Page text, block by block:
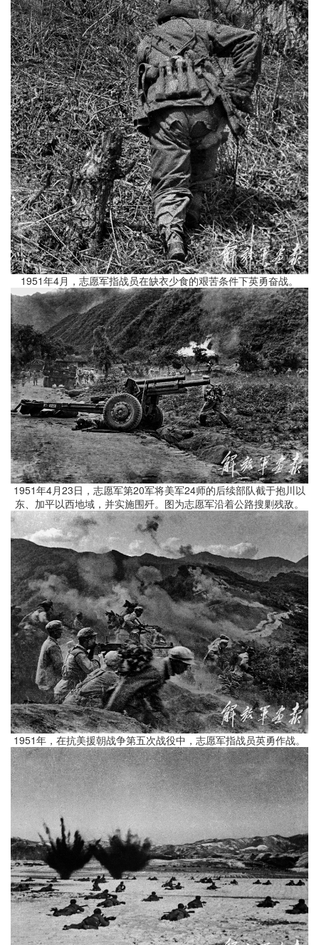
1951年4月，志愿军指战员在缺衣少食的艰苦条件下英勇奋战。
1951年4月23日，志愿军第20军将美军24师的后续部队截于抱川以
东、加平以西地域，并实施围歼。图为志愿军沿着公路搜剿残敌。
1951年，在抗美援朝战争第五次战役中，志愿军指战员英勇作战。